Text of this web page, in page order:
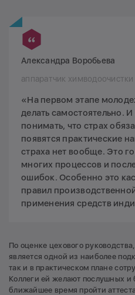
Александра Воробьева
аппаратчик
«На первом этапе
делать самостоятельно.
понимать, что страх
появятся практические
страха нет вообще. Это
многих процессов и
ошибок. Особенно это
правил
применения средств
По оценке цехового
является одной из наиболее
так и в практическом плане
Коллеги ей желают послушных и
ближайшее время пройти